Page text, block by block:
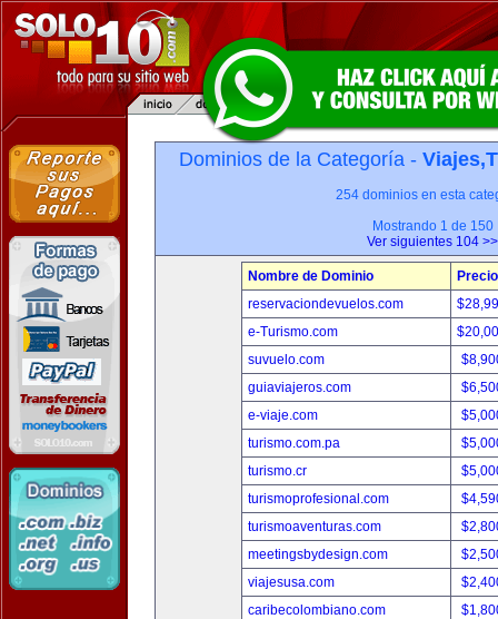
Dominios de la Categoría -
254 dominios en esta
Mostrando 1 de 150
Ver siguientes 104 >>
Nombre de Dominio
Precio
reservaciondevuelos.com
e-Turismo.com
suvuelo.com
guiaviajeros.com
e-viaje.com
turismo.com.pa
turismo.cr
turismoprofesional.com
turismoaventuras.com
meetingsbydesign.com
viajesusa.com
caribecolombiano.com